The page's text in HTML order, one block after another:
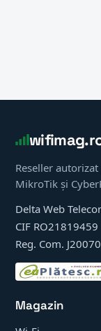
Reseller
MikroTik și
Delta Web
CIF RO21819459
Reg. Com.
Magazin